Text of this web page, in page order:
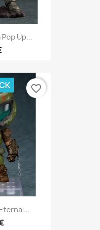
Up...
favorite_border